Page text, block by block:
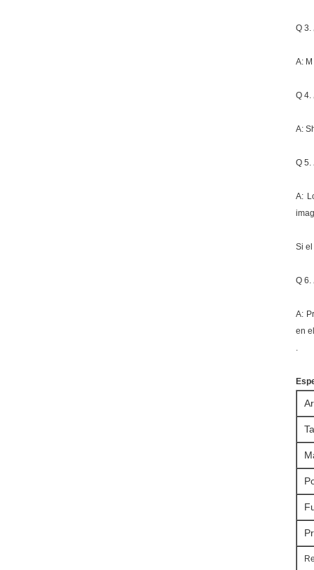
Q 3.
A:
Q 4.
A:
Q 5.
A:
Si
Q 6.
A:
en
.